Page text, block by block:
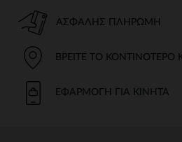
ΑΣΦΑΛΉΣ ΠΛΗΡΩΜΉ
ΒΡΕΊΤΕ ΤΟ
ΕΦΑΡΜΟΓΉ ΓΙΑ ΚΙΝΗΤΆ